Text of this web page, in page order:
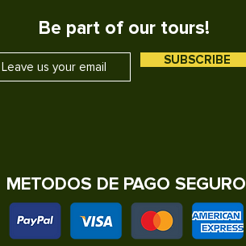
Be part of our tours!
SUBSCRIBE
METODOS DE PAGO SEGURO